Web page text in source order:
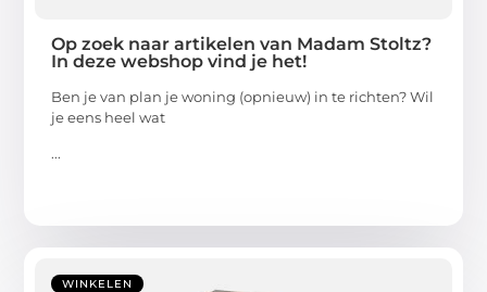
Op zoek naar artikelen van Madam Stoltz?
In deze webshop vind je het!
Ben je van plan je woning (opnieuw) in te richten? Wil
je eens heel wat
...
WINKELEN